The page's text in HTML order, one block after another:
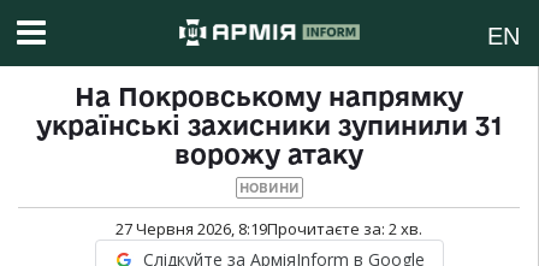
EN
На Покровському напрямку
українські захисники зупинили 31
ворожу атаку
НОВИНИ
27 Червня 2026, 8:19Прочитаєте за: 2хв.
Слідкуйте за АрміяInform в Google